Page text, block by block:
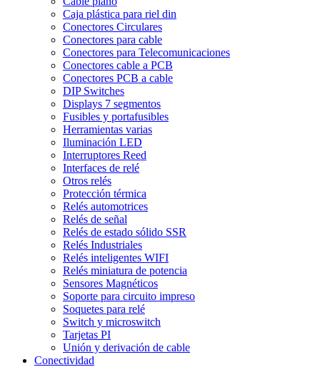
Caja plástica para riel din
Conectores Circulares
Conectores para cable
Conectores para Telecomunicaciones
Conectores cable a PCB
Conectores PCB a cable
DIP Switches
Displays 7 segmentos
Fusibles y portafusibles
Herramientas varias
Iluminación LED
Interruptores Reed
Interfaces de relé
Otros relés
Protección térmica
Relés automotrices
Relés de señal
Relés de estado sólido SSR
Relés Industriales
Relés inteligentes WIFI
Relés miniatura de potencia
Sensores Magnéticos
Soporte para circuito impreso
Soquetes para relé
Switch y microswitch
Tarjetas PI
Unión y derivación de cable
Conectividad